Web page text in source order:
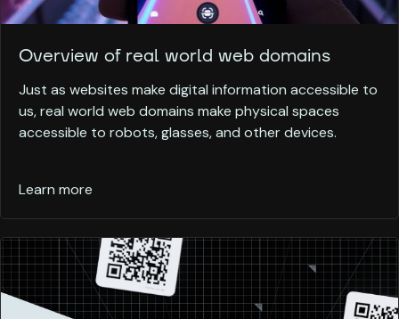
Overview of real world web domains
Just as websites make digital information accessible to
us, real world web domains make physical spaces
accessible to robots, glasses, and other devices.
Learn more